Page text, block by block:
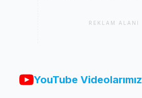
REKLAM ALANI
YouTube Videolarımız